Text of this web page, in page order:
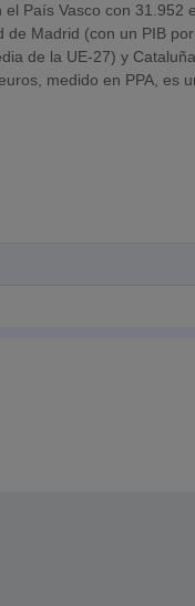
País Vasco con 31.952
de Madrid (con un PIB por
de la UE-27) y
medido en PPA, es